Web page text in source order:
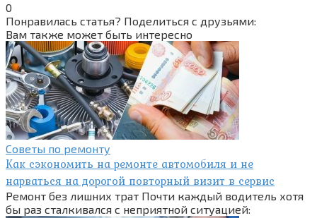
0
Понравилась статья? Поделиться с друзьями:
Вам также может быть интересно
Советы по ремонту
Как сэкономить на ремонте автомобиля и не
нарваться на дорогой повторный визит в сервис
Ремонт без лишних трат Почти каждый водитель хотя
бы раз сталкивался с неприятной ситуацией: